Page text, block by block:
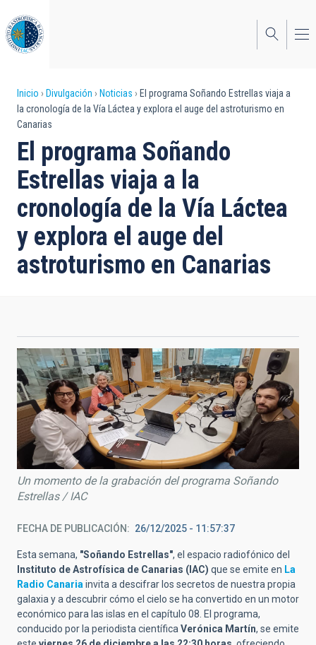
al
contenido
principal
Sobrescribir
enlaces
de
ayuda
a
la
navegación
Inicio Divulgación Noticias
El programa Soñando Estrellas viaja a
la cronología de la Vía Láctea y explora el auge del astroturismo en
Canarias
El programa Soñando
Estrellas viaja a la
cronología de la Vía Láctea
y explora el auge del
astroturismo en Canarias
Un momento de la grabación del programa Soñando
Estrellas / IAC
FECHA DE PUBLICACIÓN 26/12/2025 - 11:57:37
Esta semana, "Soñando Estrellas", el espacio radiofónico del
Instituto de Astrofísica de Canarias (IAC) que se emite en La
Radio Canariainvita a descifrar los secretos de nuestra propia
galaxia y a descubrir cómo el cielo se ha convertido en un motor
económico para las islas en el capítulo 08. El programa,
conducido por la periodista científicaVerónica Martín, se emite